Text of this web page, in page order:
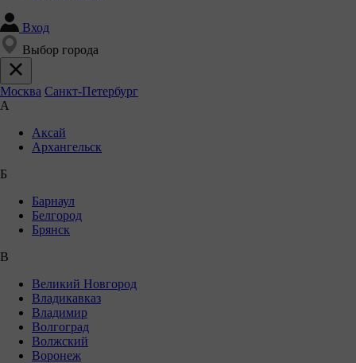
Вход
Выбор города
Москва Санкт-Петербург
А
Аксай
Архангельск
Б
Барнаул
Белгород
Брянск
В
Великий Новгород
Владикавказ
Владимир
Волгоград
Волжский
Воронеж